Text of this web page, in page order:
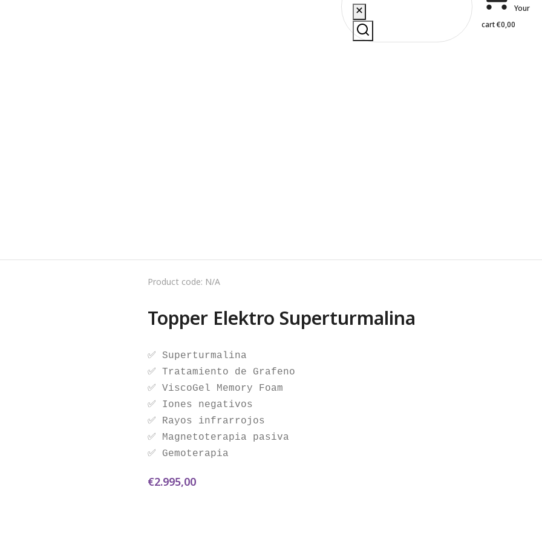
Your
cart€0,00
Product code: N/A
Topper Elektro Superturmalina
✅ Superturmalina
✅ Tratamiento de Grafeno
✅ ViscoGel Memory Foam
✅ Iones negativos
✅ Rayos infrarrojos
✅ Magnetoterapia pasiva
✅ Gemoterapia
€2.995,00